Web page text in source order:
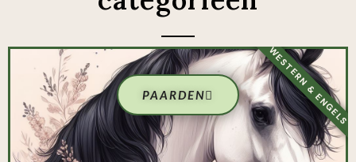
PAARDEN WESTERN & ENGELS